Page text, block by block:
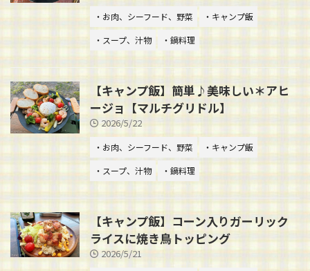
・お肉、シーフード、野菜
・キャンプ飯
・スープ、汁物
・鍋料理
【キャンプ飯】簡単♪美味しい＊アヒ
ージョ【マルチグリドル】
2026/5/22
・お肉、シーフード、野菜
・キャンプ飯
・スープ、汁物
・鍋料理
【キャンプ飯】コーン入りガーリック
ライスに焼き鳥トッピング
2026/5/21